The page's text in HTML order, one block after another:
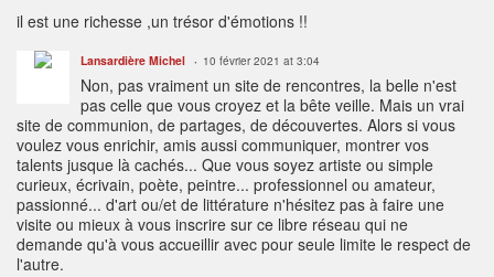
il est une richesse ,un trésor d'émotions !!
Lansardière Michel 10 février 2021 at 3:04
Non, pas vraiment un site de rencontres, la belle n'est
pas celle que vous croyez et la bête veille. Mais un vrai
site de communion, de partages, de découvertes. Alors si vous
voulez vous enrichir, amis aussi communiquer, montrer vos
talents jusque là cachés... Que vous soyez artiste ou simple
curieux, écrivain, poète, peintre... professionnel ou amateur,
passionné... d'art ou/et de littérature n'hésitez pas à faire une
visite ou mieux à vous inscrire sur ce libre réseau qui ne
demande qu'à vous accueillir avec pour seule limite le respect de
l'autre.